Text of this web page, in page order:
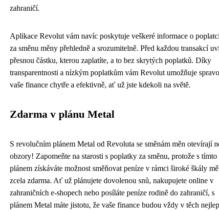
zahraničí.
Aplikace Revolut vám navíc poskytuje veškeré informace o
za směnu měny přehledně a srozumitelně. Před každou transakcí
přesnou částku, kterou zaplatíte, a to bez skrytých poplatků. Díky
transparentnosti a nízkým poplatkům vám Revolut umožňuje
vaše finance chytře a efektivně, ať už jste kdekoli na světě.
Zdarma v plánu Metal
S revolučním plánem Metal od Revoluta se směnám měn otevírají
obzory! Zapomeňte na starosti s poplatky za směnu, protože s tímto
plánem získáváte možnost směňovat peníze v rámci široké škály
zcela zdarma. Ať už plánujete dovolenou snů, nakupujete online v
zahraničních e-shopech nebo posíláte peníze rodině do zahraničí, s
plánem Metal máte jistotu, že vaše finance budou vždy v těch